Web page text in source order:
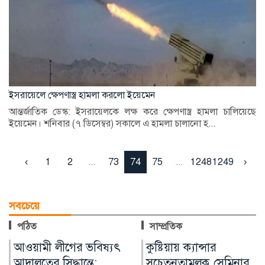
ইসরায়েলে ক্ষেপণাস্ত্র হামলা করলো ইয়েমেন
আন্তর্জাতিক ডেস্ক: ইসরায়েলকে লক্ষ করে ক্ষেপণাস্ত্র হামলা চালিয়েছে
ইয়েমেন। শনিবার (৭ ডিসেম্বর) সকালে এ হামলা চালানো হ...
‹ 1 2 ... 73 74 75 ... 12481249 ›
সবচেয়ে
পঠিত সাম্প্রতিক
কুষ্টিয়ায় ক্যান্সার
লাখ টাকার ফল-নাস্তা নিয়ে